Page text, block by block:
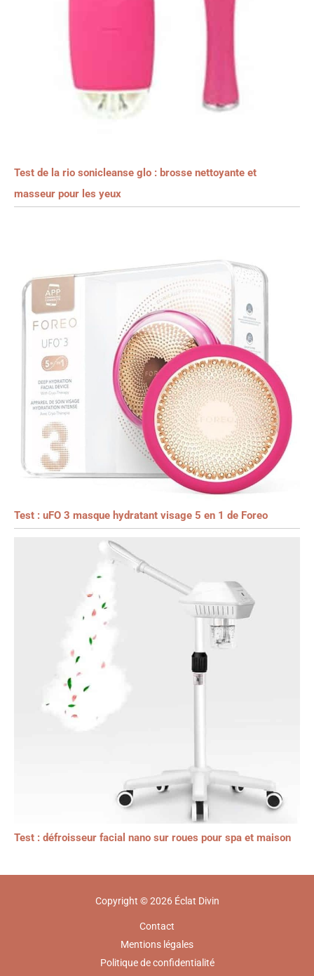
Test de la rio sonicleanse glo : brosse nettoyante et
masseur pour les yeux
Test : uFO 3 masque hydratant visage 5 en 1 de Foreo
Test : défroisseur facial nano sur roues pour spa et maison
Copyright © 2026 Éclat Divin
Contact
Mentions légales
Politique de confidentialité